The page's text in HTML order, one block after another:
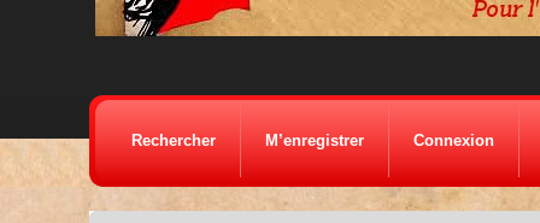
Rechercher M’enregistrer Connexion